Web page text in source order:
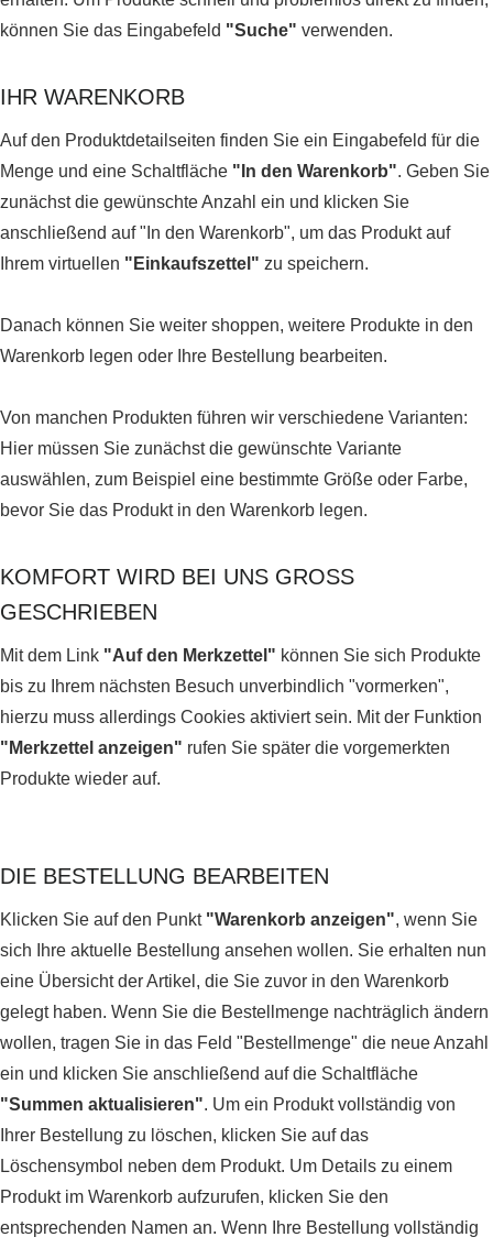
können Sie das Eingabefeld "Suche" verwenden.
IHR WARENKORB
Auf den Produktdetailseiten finden Sie ein Eingabefeld für die
Menge und eine Schaltfläche "In den Warenkorb". Geben Sie
zunächst die gewünschte Anzahl ein und klicken Sie
anschließend auf "In den Warenkorb", um das Produkt auf
Ihrem virtuellen "Einkaufszettel" zu speichern.
Danach können Sie weiter shoppen, weitere Produkte in den
Warenkorb legen oder Ihre Bestellung bearbeiten.
Von manchen Produkten führen wir verschiedene Varianten:
Hier müssen Sie zunächst die gewünschte Variante
auswählen, zum Beispiel eine bestimmte Größe oder Farbe,
bevor Sie das Produkt in den Warenkorb legen.
KOMFORT WIRD BEI UNS GROSS G
ESCHRIEBEN
Mit dem Link "Auf den Merkzettel" können Sie sich Produkte
bis zu Ihrem nächsten Besuch unverbindlich "vormerken",
hierzu muss allerdings Cookies aktiviert sein. Mit der Funktion
"Merkzettel anzeigen" rufen Sie später die vorgemerkten
Produkte wieder auf.
DIE BESTELLUNG BEARBEITEN
Klicken Sie auf den Punkt "Warenkorb anzeigen", wenn Sie
sich Ihre aktuelle Bestellung ansehen wollen. Sie erhalten nun
eine Übersicht der Artikel, die Sie zuvor in den Warenkorb
gelegt haben. Wenn Sie die Bestellmenge nachträglich ändern
wollen, tragen Sie in das Feld "Bestellmenge" die neue Anzahl
ein und klicken Sie anschließend auf die Schaltfläche
"Summen aktualisieren". Um ein Produkt vollständig von
Ihrer Bestellung zu löschen, klicken Sie auf das
Löschensymbol neben dem Produkt. Um Details zu einem
Produkt im Warenkorb aufzurufen, klicken Sie den
entsprechenden Namen an. Wenn Ihre Bestellung vollständig